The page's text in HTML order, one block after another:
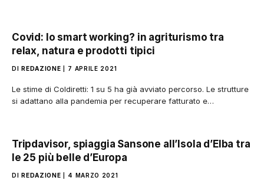
Covid: lo smart working? in agriturismo tra
relax, natura e prodotti tipici
DI REDAZIONE 7 APRILE 2021
Le stime di Coldiretti: 1 su 5 ha già avviato percorso. Le strutture
si adattano alla pandemia per recuperare fatturato e…
Tripdavisor, spiaggia Sansone all’Isola d’Elba tra
le 25 più belle d’Europa
DI REDAZIONE 4 MARZO 2021